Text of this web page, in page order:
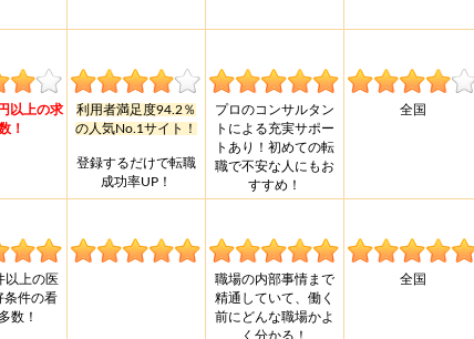
以上の求
！
利用者満足度94.2％
の人気No.1サイト！
登録するだけで転職
成功率UP！
プロのコンサルタン
トによる充実サポー
トあり！初めての転
職で不安な人にもお
すすめ！
全国
以上の医
条件の看
数！
職場の内部事情まで
精通していて、働く
前にどんな職場かよ
く分かる！
全国